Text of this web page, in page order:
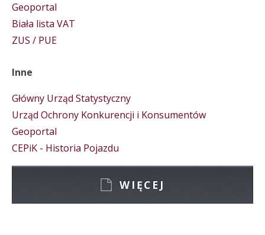
Geoportal
Biała lista VAT
ZUS / PUE
Inne
Główny Urząd Statystyczny
Urząd Ochrony Konkurencji i Konsumentów
Geoportal
CEPiK - Historia Pojazdu
WIĘCEJ